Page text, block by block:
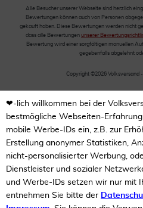
Alle Besucher unserer Webseite sind herzlich
Bewertungen können auch von Personen
gekauft haben. Diese Bewertungen werden nicht
dass alle Bewertungen unserer
Bewertung wird einer sorgfältigen manuellen
gegebenfalls abgelehnt
Copyright ©2026 Volksversand
❤-lich willkommen bei der
bestmögliche Webseiten-
mobile Werbe-IDs ein, z.B. zur
Erstellung anonymer Statistiken,
nicht-personalisierter Werbung,
Dienstleister und sozialer
und Werbe-IDs setzen wir nur mit
entnehmen Sie bitte der